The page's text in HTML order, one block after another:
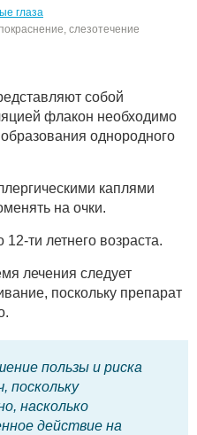
слезотечение
собой
флакон необходимо
однородного
каплями
на очки.
ти летнего возраста.
лечения следует
поскольку препарат
пользы и риска
поскольку
насколько
действие на